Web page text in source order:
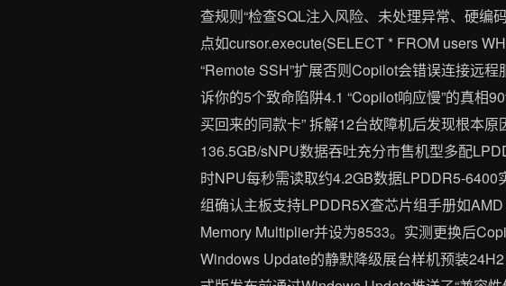
查规则“检查SQL注入风险、未处理异常、硬编
点如cursor.execute(SELECT * FROM users
“Remote SSH”扩展否则Copilot会错误连接远
诉你的5个致命陷阱4.1 “Copilot响应慢”的真相
买回来的同款卡” 拆解12台故障机后发现根本
136.5GB/sNPU数据吞吐充分市售机型多配
时NPU每秒需读取约4.2GB数据LPDDR5-
组确认主板支持LPDDR5X查芯片组手册如
Memory Multiplier并设为8533。实测更换后
Windows Update的静默降级展台样机预装